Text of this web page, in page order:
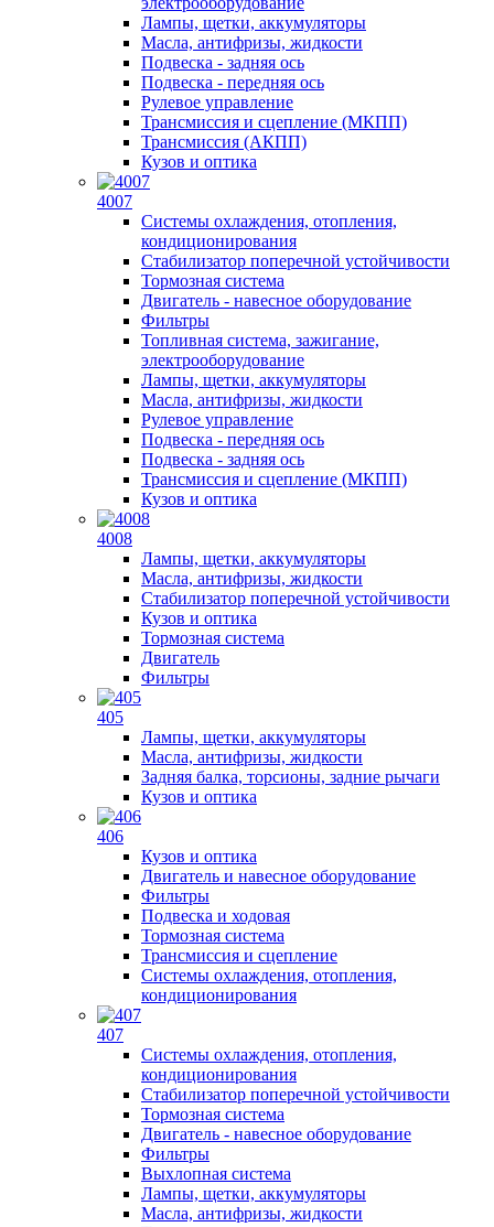
Лампы, щетки, аккумуляторы
Масла, антифризы, жидкости
Подвеска - задняя ось
Подвеска - передняя ось
Рулевое управление
Трансмиссия и сцепление (МКПП)
Трансмиссия (АКПП)
Кузов и оптика
4007
Системы охлаждения, отопления,
кондиционирования
Стабилизатор поперечной устойчивости
Тормозная система
Двигатель - навесное оборудование
Фильтры
Топливная система, зажигание,
электрооборудование
Лампы, щетки, аккумуляторы
Масла, антифризы, жидкости
Рулевое управление
Подвеска - передняя ось
Подвеска - задняя ось
Трансмиссия и сцепление (МКПП)
Кузов и оптика
4008
Лампы, щетки, аккумуляторы
Масла, антифризы, жидкости
Стабилизатор поперечной устойчивости
Кузов и оптика
Тормозная система
Двигатель
Фильтры
405
Лампы, щетки, аккумуляторы
Масла, антифризы, жидкости
Задняя балка, торсионы, задние рычаги
Кузов и оптика
406
Кузов и оптика
Двигатель и навесное оборудование
Фильтры
Подвеска и ходовая
Тормозная система
Трансмиссия и сцепление
Системы охлаждения, отопления,
кондиционирования
407
Системы охлаждения, отопления,
кондиционирования
Стабилизатор поперечной устойчивости
Тормозная система
Двигатель - навесное оборудование
Фильтры
Выхлопная система
Лампы, щетки, аккумуляторы
Масла, антифризы, жидкости